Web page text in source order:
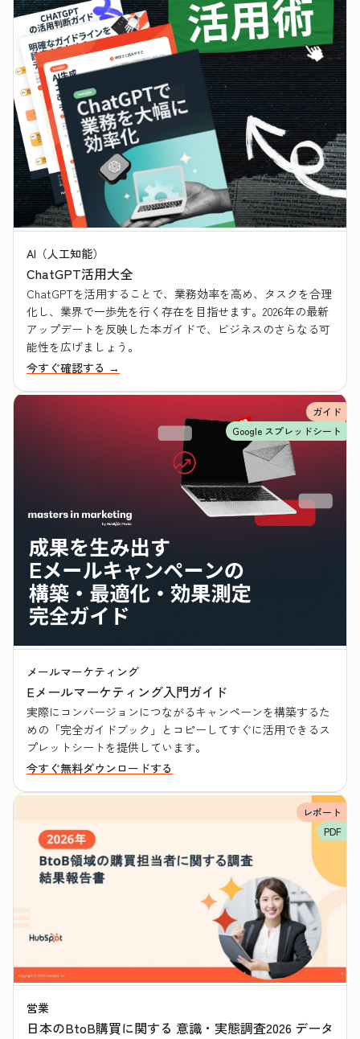
AI（人工知能）
ChatGPT活用大全
ChatGPTを活用することで、業務効率を高め、タスクを合理
化し、業界で一歩先を行く存在を目指せます。2026年の最新
アップデートを反映した本ガイドで、ビジネスのさらなる可
能性を広げましょう。
今すぐ確認する →
ガイド
Google スプレッドシート
メールマーケティング
Eメールマーケティング入門ガイド
実際にコンバージョンにつながるキャンペーンを構築するた
めの「完全ガイドブック」とコピーしてすぐに活用できるス
プレットシートを提供しています。
今すぐ無料ダウンロードする
レポート
PDF
営業
日本のBtoB購買に関する 意識・実態調査2026 データ